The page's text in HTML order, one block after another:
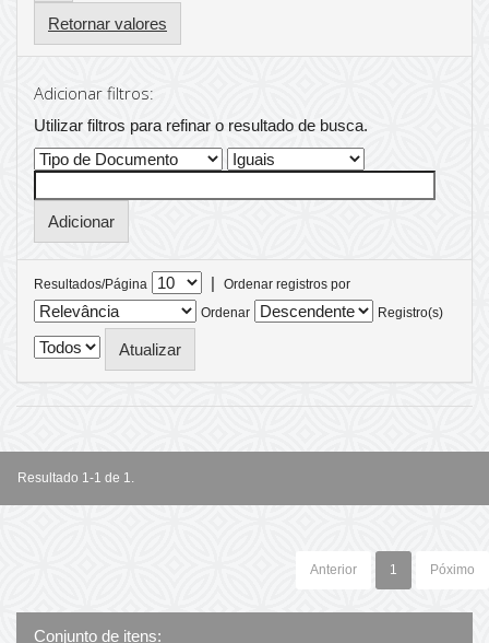
Retornar valores
Adicionar filtros:
Utilizar filtros para refinar o resultado de busca.
Resultados/Página |
Ordenar registros por
Ordenar
Registro(s)
Resultado 1-1 de 1.
Anterior 1 Póximo
Conjunto de itens: